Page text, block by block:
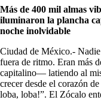
Más de 400 mil almas
iluminaron la plancha
noche inolvidable
Ciudad de México.-
fuera de ritmo. Eran más
capitalino— latiendo al
crecer desde el corazón
loba, loba!”. El Zócalo